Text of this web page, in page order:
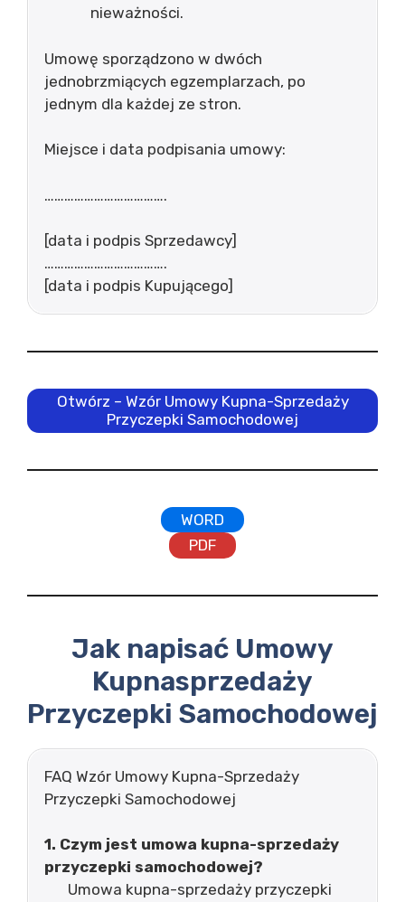
nieważności.
Umowę sporządzono w dwóch
jednobrzmiących egzemplarzach, po
jednym dla każdej ze stron.
Miejsce i data podpisania umowy:
……………………………….
[data i podpis Sprzedawcy]
……………………………….
[data i podpis Kupującego]
Otwórz – Wzór Umowy Kupna-Sprzedaży
Przyczepki Samochodowej
WORD
PDF
Jak napisać Umowy
Kupnasprzedaży
Przyczepki Samochodowej
FAQ Wzór Umowy Kupna-Sprzedaży
Przyczepki Samochodowej
1. Czym jest umowa kupna-sprzedaży
przyczepki samochodowej?
Umowa kupna-sprzedaży przyczepki